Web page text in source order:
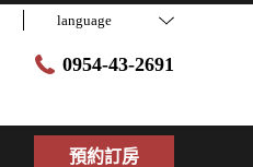
language
0954-43-2691
預約訂房